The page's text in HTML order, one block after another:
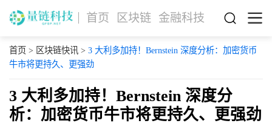
首页 区块链 金融科技
首页 > 区块链快讯> 3 大利多加持！Bernstein 深度分析：加密货币
牛市将更持久、更强劲
3 大利多加持！Bernstein 深度分
析：加密货币牛市将更持久、更强劲